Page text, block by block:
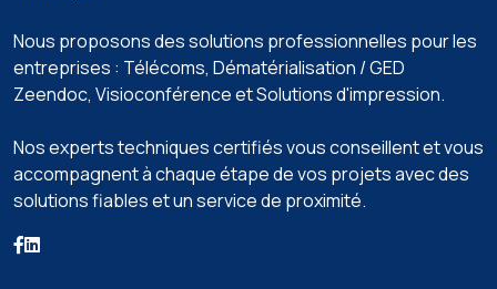
Nous proposons des solutions professionnelles pour les
entreprises : Télécoms, Dématérialisation / GED
Zeendoc️, Visioconférence️ et Solutions d'impression️.
Nos experts techniques certifiés vous conseillent et vous
accompagnent à chaque étape de vos projets avec des
solutions fiables et un service de proximité.